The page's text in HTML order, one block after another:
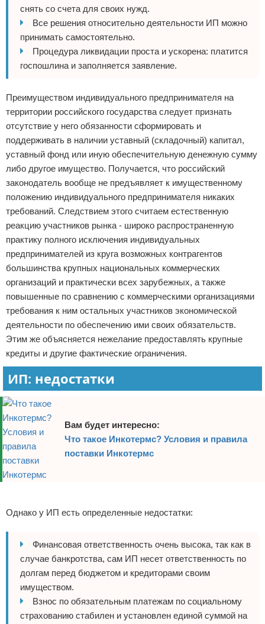
снять со счета для своих нужд.
Все решения относительно деятельности ИП можно
принимать самостоятельно.
Процедура ликвидации проста и ускорена: платится
госпошлина и заполняется заявление.
Преимуществом индивидуального предпринимателя на
территории российского государства следует признать
отсутствие у него обязанности сформировать и
поддерживать в наличии уставный (складочный) капитал,
уставный фонд или иную обеспечительную денежную сумму
либо другое имущество. Получается, что российский
законодатель вообще не предъявляет к имущественному
положению индивидуального предпринимателя никаких
требований. Следствием этого считаем естественную
реакцию участников рынка - широко распространенную
практику полного исключения индивидуальных
предпринимателей из круга возможных контрагентов
большинства крупных национальных коммерческих
организаций и практически всех зарубежных, а также
повышенные по сравнению с коммерческими организациями
требования к ним остальных участников экономической
деятельности по обеспечению ими своих обязательств.
Этим же объясняется нежелание предоставлять крупные
кредиты и другие фактические ограничения.
ИП: недостатки
Вам будет интересно:
Что такое Инкотермс? Условия и правила
поставки Инкотермс
Однако у ИП есть определенные недостатки:
Финансовая ответственность очень высока, так как в
случае банкротства, сам ИП несет ответственность по
долгам перед бюджетом и кредиторами своим
имуществом.
Взнос по обязательным платежам по социальному
страхованию стабилен и установлен единой суммой на